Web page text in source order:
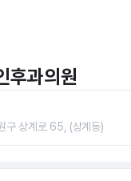
후과의원
구 상계로 65, (상계동)